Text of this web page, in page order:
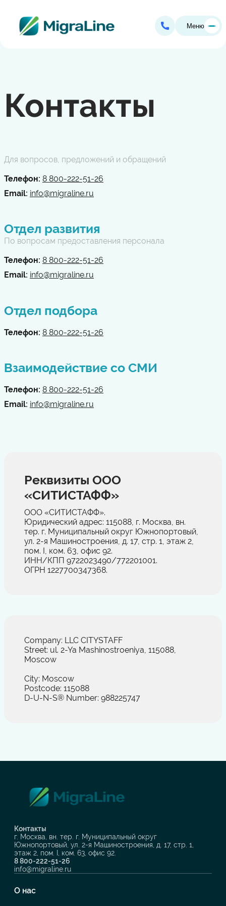
Меню
Контакты
Для вопросов, предложений и обращений
Телефон: 8 800-222-51-26
Email: info@migraline.ru
Отдел развития
По вопросам предоставления персонала
Телефон: 8 800-222-51-26
Email: info@migraline.ru
Отдел подбора
Телефон: 8 800-222-51-26
Взаимодействие со СМИ
Телефон: 8 800-222-51-26
Email: info@migraline.ru
Реквизиты ООО
«СИТИСТАФФ»
ООО «СИТИСТАФФ».
Юридический адрес: 115088, г. Москва, вн.
тер. г. Муниципальный округ Южнопортовый,
ул. 2-я Машиностроения, д. 17, стр. 1, этаж 2,
пом. I, ком. 63, офис 92.
ИНН/КПП 9722023490/772201001.
ОГРН 1227700347368.
Company: LLC CITYSTAFF
Street: ul. 2-Ya Mashinostroeniya, 115088,
Moscow
City: Moscow
Postcode: 115088
D-U-N-S® Number: 988225747
Контакты
г. Москва, вн. тер. г. Муниципальный округ
Южнопортовый, ул. 2-я Машиностроения, д. 17, стр. 1,
этаж 2, пом. I, ком. 63, офис 92.
8 800-222-51-26
info@migraline.ru
О нас